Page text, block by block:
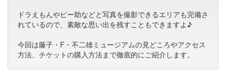
ドラえもんやピー助などと写真を撮影できるエリアも完備さ
れているので、素敵な思い出を残すこともできますよ♪
今回は藤子・F・不二雄ミュージアムの見どころやアクセス
方法、チケットの購入方法まで徹底的にご紹介します。